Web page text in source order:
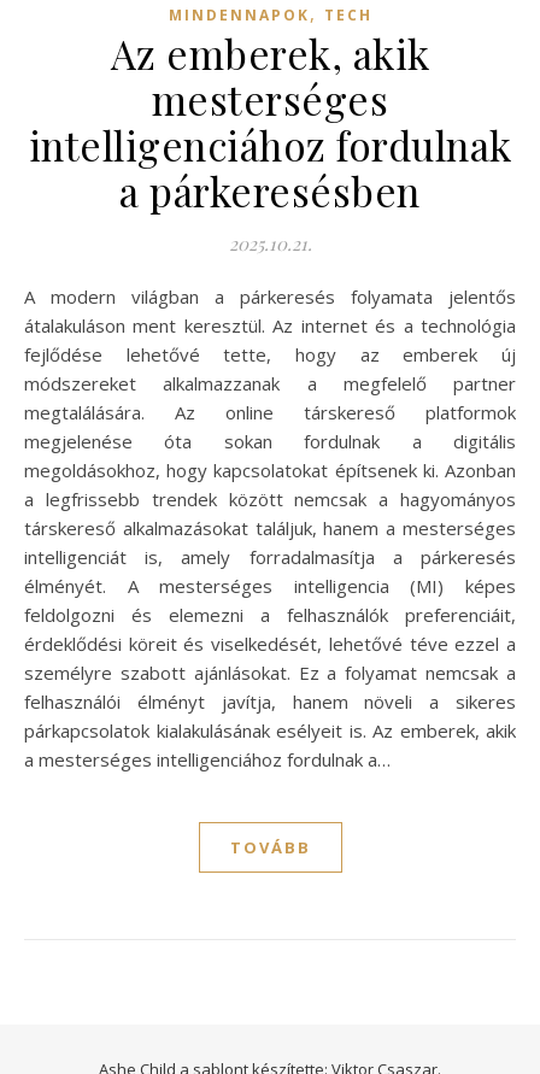
MINDENNAPOK, TECH
Az emberek, akik
mesterséges
intelligenciához fordulnak
a párkeresésben
2025.10.21.
A modern világban a párkeresés folyamata jelentős
átalakuláson ment keresztül. Az internet és a technológia
fejlődése lehetővé tette, hogy az emberek új
módszereket alkalmazzanak a megfelelő partner
megtalálására. Az online társkereső platformok
megjelenése óta sokan fordulnak a digitális
megoldásokhoz, hogy kapcsolatokat építsenek ki. Azonban
a legfrissebb trendek között nemcsak a hagyományos
társkereső alkalmazásokat találjuk, hanem a mesterséges
intelligenciát is, amely forradalmasítja a párkeresés
élményét. A mesterséges intelligencia (MI) képes
feldolgozni és elemezni a felhasználók preferenciáit,
érdeklődési köreit és viselkedését, lehetővé téve ezzel a
személyre szabott ajánlásokat. Ez a folyamat nemcsak a
felhasználói élményt javítja, hanem növeli a sikeres
párkapcsolatok kialakulásának esélyeit is. Az emberek, akik
a mesterséges intelligenciához fordulnak a…
TOVÁBB
Ashe Child a sablont készítette: Viktor Csaszar.